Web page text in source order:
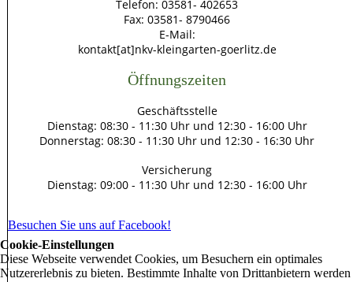
Telefon: 03581- 402653
Fax: 03581- 8790466
E-Mail:
kontakt[at]nkv-kleingarten-goerlitz.de
Öffnungszeiten
Geschäftsstelle
Dienstag: 08:30 - 11:30 Uhr und 12:30 - 16:00 Uhr
Donnerstag: 08:30 - 11:30 Uhr und 12:30 - 16:30 Uhr
Versicherung
Dienstag: 09:00 - 11:30 Uhr und 12:30 - 16:00 Uhr
Besuchen Sie uns auf Facebook!
Cookie-Einstellungen
Diese Webseite verwendet Cookies, um Besuchern ein optimales
Nutzererlebnis zu bieten. Bestimmte Inhalte von Drittanbietern werden